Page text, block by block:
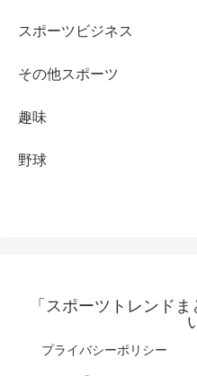
スポーツビジネス
その他スポーツ
趣味
野球
「スポーツトレンド
プライバシーポリシー